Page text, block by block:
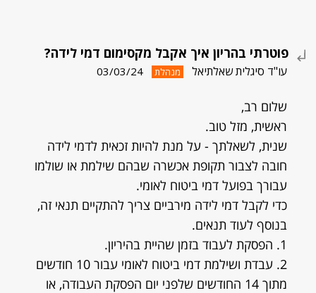
פוטרתי בהריון איך אקבל מקסימום דמי לידה?
עו"ד סיגלית שאלתיאל מנהלת 03/03/24
שלום רב,
ראשית, מזל טוב.
שנית, לשאלתך - על מנת להיות זכאית לדמי לידה
חובה לצבור תקופת אכשרה שבהם שילמת או שולמו
עבורך בפועל דמי ביטוח לאומי.
כדי לקבל דמי לידה מירביים צריך להתקיים תנאי זה,
בנוסף לעוד תנאים.
1. הפסקת לעבוד בזמן שהיית בהיריון.
2. עבדת ושילמת דמי ביטוח לאומי עבור 10 חודשים
מתוך 14 החודשים שלפני יום הפסקת העבודה, או